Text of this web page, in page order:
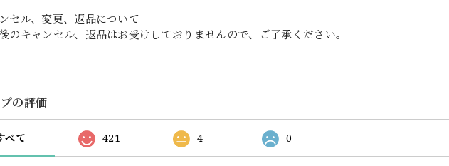
セル、変更、返品について
のキャンセル、返品はお受けしておりませんので、ご了承ください。
の評価
べて 421 4 0